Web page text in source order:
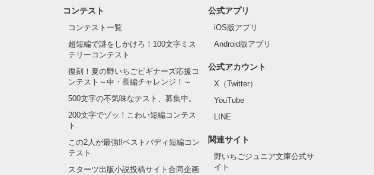
コンテスト
コンテスト一覧
超短編で謎をしかけろ！100文字ミス
テリーコンテスト
復刻！夏の野いちごビギナーズ応援コ
ンテスト～中・長編チャレンジ！～
500文字の不気味なテスト、募集中。
200文字でゾッ！こわい短編コンテス
ト
この2人が最強‼ベストバディ短編コン
テスト
スターツ出版小説投稿サイト合同企画
公式アプリ
iOS版アプリ
Android版アプリ
公式アカウント
X（Twitter）
YouTube
LINE
関連サイト
野いちごジュニア文庫公式サ
イト